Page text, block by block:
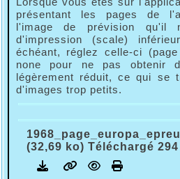
présentant les pages de
l'image de prévision qu'il
d'impression (scale)
échéant, réglez celle-ci
none pour ne pas obtenir
légèrement réduit, ce qui se
d'images trop petits.
(32,69 ko) Téléchargé